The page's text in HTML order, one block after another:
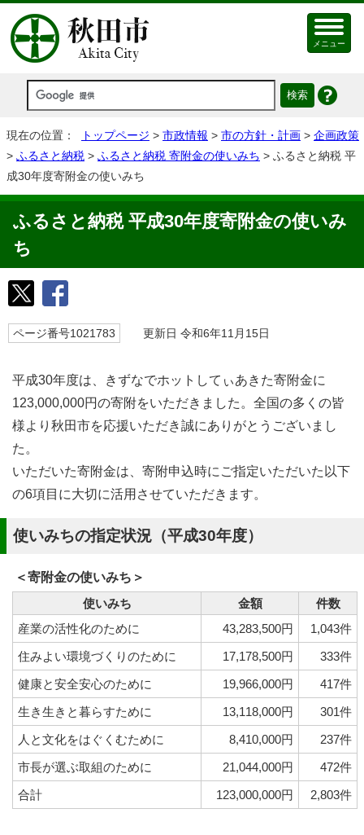
メニュー
現在の位置： トップページ > 市政情報 > 市の方針・計画 > 企画政策
> ふるさと納税 > ふるさと納税 寄附金の使いみち > ふるさと納税 平
成30年度寄附金の使いみち
ふるさと納税 平成30年度寄附金の使いみ
ち
ページ番号1021783 更新日 令和6年11月15日
平成30年度は、きずなでホットしてぃあきた寄附金に
123,000,000円の寄附をいただきました。全国の多くの皆
様より秋田市を応援いただき誠にありがとうございまし
た。
いただいた寄附金は、寄附申込時にご指定いただいた以下
の6項目に大切に活用させていただきます。
使いみちの指定状況（平成30年度）
＜寄附金の使いみち＞
使いみち
金額
件数
産業の活性化のために
43,283,500円
1,043件
住みよい環境づくりのために
17,178,500円
333件
健康と安全安心のために
19,966,000円
417件
生き生きと暮らすために
13,118,000円
301件
人と文化をはぐくむために
8,410,000円
237件
市長が選ぶ取組のために
21,044,000円
472件
合計
123,000,000円 2,803件